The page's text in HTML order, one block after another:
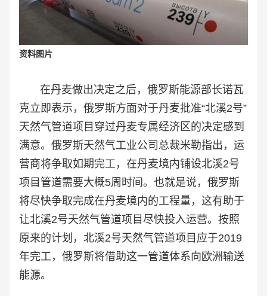
资料图片
在丹麦做出决定之后，俄罗斯能源部长诺瓦
克立即表示，俄罗斯方面对于丹麦批准“北溪2号”
天然气管道项目穿过丹麦专属经济区的决定感到
满意。俄罗斯天然气工业公司总裁米勒指出，运
营商将争取如期完工，在丹麦境内铺设北溪2号
项目管道需要大概5周时间。也就是说，俄罗斯
将尽快争取完成在丹麦境内的工程量，这有助于
让北溪2号天然气管道项目尽快投入运营。按照
原来的计划，北溪2号天然气管道项目应于2019
年完工，俄罗斯将借助这一管道体系向欧洲输送
能源。